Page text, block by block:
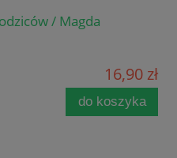
/ Magda
16,90 zł
do koszyka